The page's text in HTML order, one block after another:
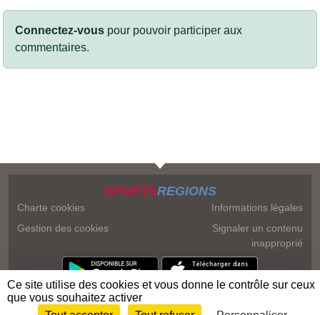
Connectez-vous pour pouvoir participer aux
commentaires.
SPORTSREGIONS
Charte cookies
Gestion des cookies
Informations légales
Signaler un contenu
inapproprié
Ce site utilise des cookies et vous donne le contrôle sur ceux
que vous souhaitez activer